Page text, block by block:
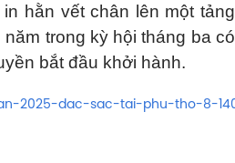
hằn vết chân lên một tảng
trong kỳ hội tháng ba có
bắt đầu khởi hành.